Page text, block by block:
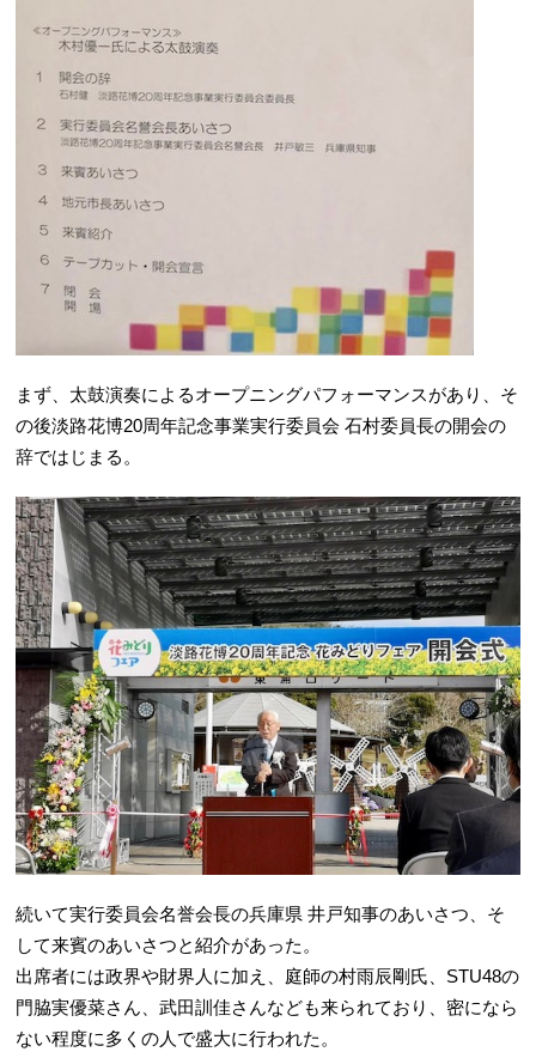
まず、太鼓演奏によるオープニングパフォーマンスがあり、そ
の後淡路花博20周年記念事業実行委員会 石村委員長の開会の
辞ではじまる。
続いて実行委員会名誉会長の兵庫県 井戸知事のあいさつ、そ
して来賓のあいさつと紹介があった。
出席者には政界や財界人に加え、庭師の村雨辰剛氏、STU48の
門脇実優菜さん、武田訓佳さんなども来られており、密になら
ない程度に多くの人で盛大に行われた。